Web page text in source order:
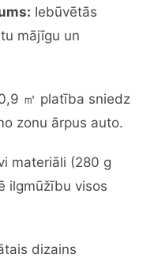
Iebūvētās
mājīgu un
㎡ platība sniedz
zonu ārpus auto.
materiāli (280 g
ilgmūžību visos
dizains